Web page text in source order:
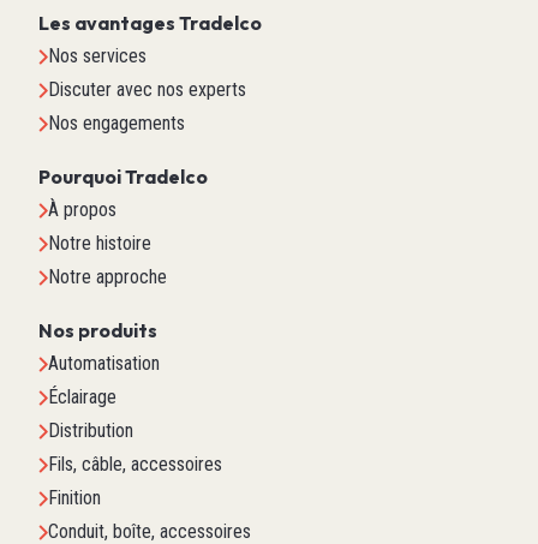
Les avantages Tradelco
Nos services
Discuter avec nos experts
Nos engagements
Pourquoi Tradelco
À propos
Notre histoire
Notre approche
Nos produits
Automatisation
Éclairage
Distribution
Fils, câble, accessoires
Finition
Conduit, boîte, accessoires